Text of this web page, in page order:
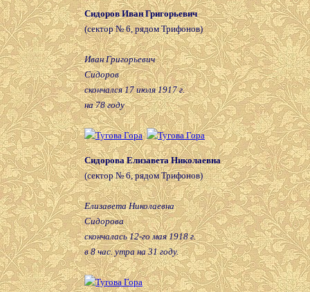
Сидоров Иван Григорьевич
(сектор № 6, рядом Трифонов)
Иван Григорьевич
Сидоров
скончался 17 июля 1917 г.
на 78 году
Сидорова Елизавета Николаевна
(сектор № 6, рядом Трифонов)
Елизавета Николаевна
Сидорова
скончалась 12-го мая 1918 г.
в 8 час. утра на 31 году.